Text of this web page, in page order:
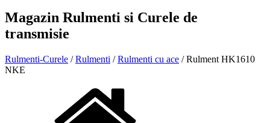
Magazin Rulmenti si Curele de
transmisie
Rulmenti-Curele /Rulmenti /Rulmenti cu ace / Rulment HK1610
NKE